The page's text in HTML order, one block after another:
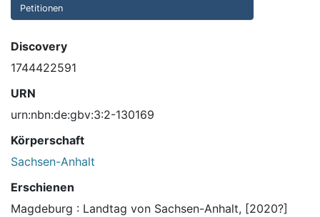
Petitionen
Discovery
1744422591
URN
urn:nbn:de:gbv:3:2-130169
Körperschaft
Sachsen-Anhalt
Erschienen
Magdeburg : Landtag von Sachsen-Anhalt, [2020?]